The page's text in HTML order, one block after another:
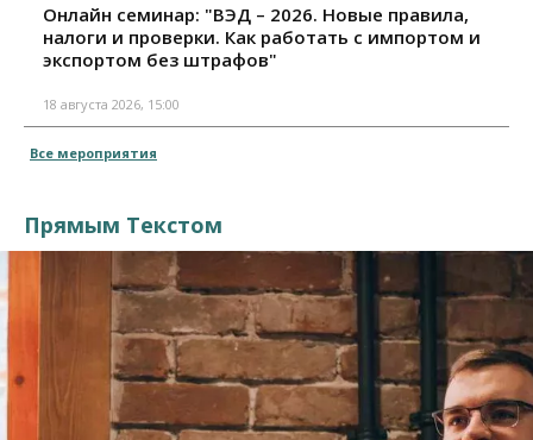
Онлайн семинар: "ВЭД – 2026. Новые правила,
налоги и проверки. Как работать с импортом и
экспортом без штрафов"
18 августа 2026, 15:00
Все мероприятия
Прямым Текстом